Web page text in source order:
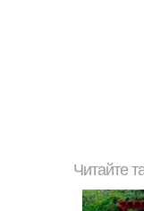
Читайте